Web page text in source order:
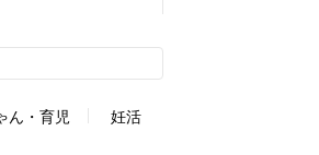
ん・育児 妊活